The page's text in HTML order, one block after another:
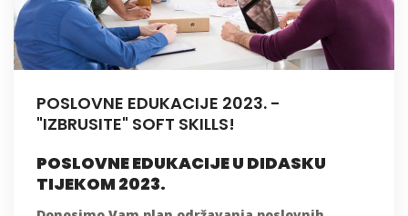
POSLOVNE EDUKACIJE 2023. -
"IZBRUSITE" SOFT SKILLS!
POSLOVNE EDUKACIJE U DIDASKU
TIJEKOM 2023.